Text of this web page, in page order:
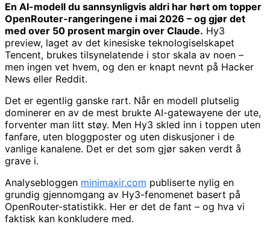
En AI-modell du sannsynligvis aldri har hørt om topper
OpenRouter-rangeringene i mai 2026 – og gjør det
med over 50 prosent margin over Claude. Hy3
preview, laget av det kinesiske teknologiselskapet
Tencent, brukes tilsynelatende i stor skala av noen –
men ingen vet hvem, og den er knapt nevnt på Hacker
News eller Reddit.
Det er egentlig ganske rart. Når en modell plutselig
dominerer en av de mest brukte AI-gatewayene der ute,
forventer man litt støy. Men Hy3 skled inn i toppen uten
fanfare, uten bloggposter og uten diskusjoner i de
vanlige kanalene. Det er det som gjør saken verdt å
grave i.
Analysebloggen minimaxir.com publiserte nylig en
grundig gjennomgang av Hy3-fenomenet basert på
OpenRouter-statistikk. Her er det de fant – og hva vi
faktisk kan konkludere med.